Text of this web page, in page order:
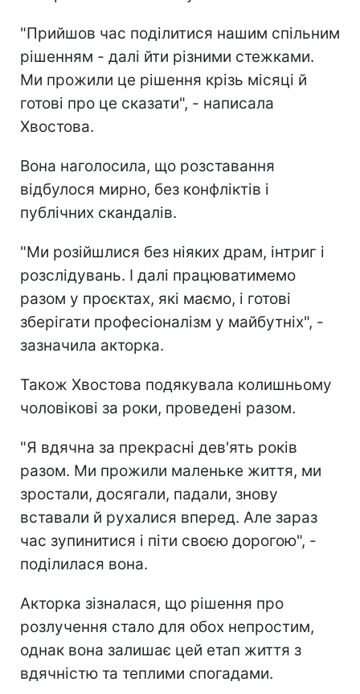
"Прийшов час поділитися нашим спільним
рішенням - далі йти різними стежками.
Ми прожили це рішення крізь місяці й
готові про це сказати", - написала
Хвостова.
Вона наголосила, що розставання
відбулося мирно, без конфліктів і
публічних скандалів.
"Ми розійшлися без ніяких драм, інтриг і
розслідувань. І далі працюватимемо
разом у проєктах, які маємо, і готові
зберігати професіоналізм у майбутніх", -
зазначила акторка.
Також Хвостова подякувала колишньому
чоловікові за роки, проведені разом.
"Я вдячна за прекрасні дев'ять років
разом. Ми прожили маленьке життя, ми
зростали, досягали, падали, знову
вставали й рухалися вперед. Але зараз
час зупинитися і піти своєю дорогою", -
поділилася вона.
Акторка зізналася, що рішення про
розлучення стало для обох непростим,
однак вона залишає цей етап життя з
вдячністю та теплими спогадами.